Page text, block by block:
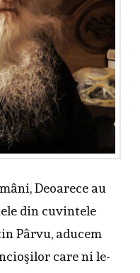
Deoarece au
din cuvintele
Pârvu, aducem
care ni le-